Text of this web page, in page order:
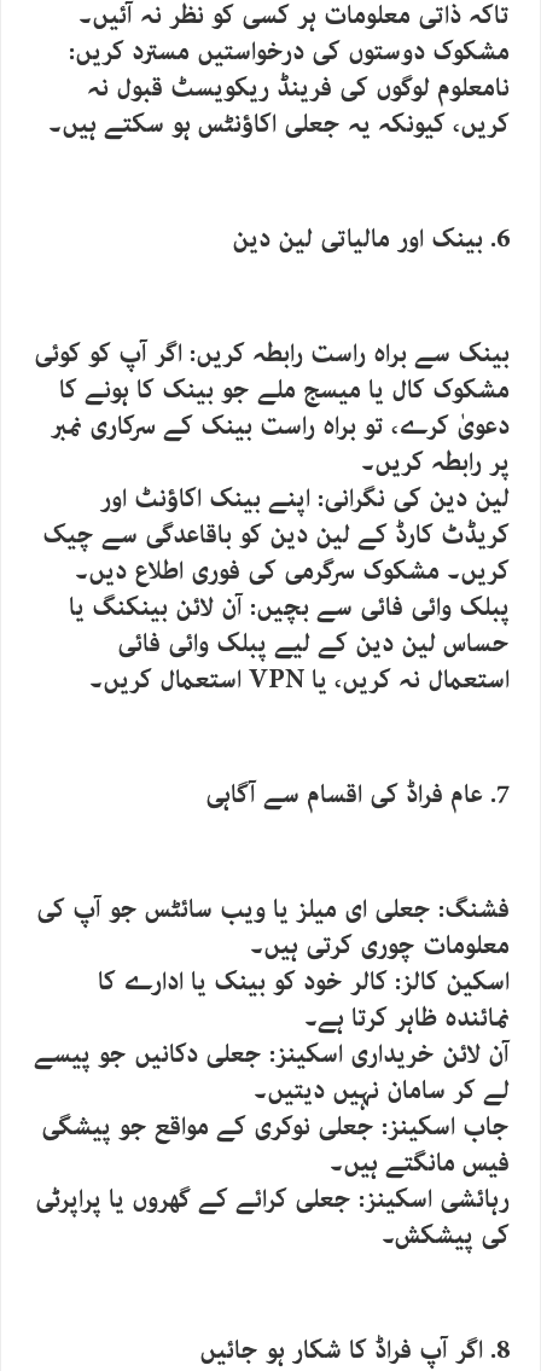
تاکہ ذاتی معلومات ہر کسی کو نظر نہ آئیں۔
مشکوک دوستوں کی درخواستیں مسترد کریں:
نامعلوم لوگوں کی فرینڈ ریکویسٹ قبول نہ
کریں، کیونکہ یہ جعلی اکاؤنٹس ہو سکتے ہیں۔
6. بینک اور مالیاتی لین دین
بینک سے براہ راست رابطہ کریں: اگر آپ کو کوئی
مشکوک کال یا میسج ملے جو بینک کا ہونے کا
دعویٰ کرے، تو براہ راست بینک کے سرکاری نمبر
پر رابطہ کریں۔
لین دین کی نگرانی: اپنے بینک اکاؤنٹ اور
کریڈٹ کارڈ کے لین دین کو باقاعدگی سے چیک
کریں۔ مشکوک سرگرمی کی فوری اطلاع دیں۔
پبلک وائی فائی سے بچیں: آن لائن بینکنگ یا
حساس لین دین کے لیے پبلک وائی فائی
استعمال نہ کریں، یا VPN استعمال کریں۔
7. عام فراڈ کی اقسام سے آگاہی
فشنگ: جعلی ای میلز یا ویب سائٹس جو آپ کی
معلومات چوری کرتی ہیں۔
اسکین کالز: کالر خود کو بینک یا ادارے کا
نمائندہ ظاہر کرتا ہے۔
آن لائن خریداری اسکینز: جعلی دکانیں جو پیسے
لے کر سامان نہیں دیتیں۔
جاب اسکینز: جعلی نوکری کے مواقع جو پیشگی
فیس مانگتے ہیں۔
رہائشی اسکینز: جعلی کرائے کے گھروں یا پراپرٹی
کی پیشکش۔
8. اگر آپ فراڈ کا شکار ہو جائیں